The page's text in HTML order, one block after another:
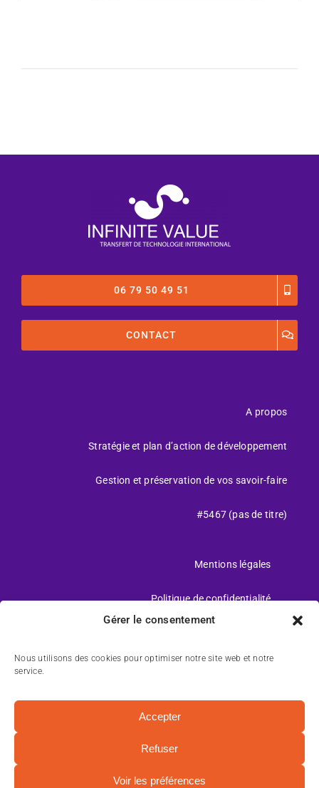
Gérer le consentement
Nous utilisons des cookies pour optimiser notre site web et notre
service.
Accepter
Refuser
Voir les préférences
06 79 50 49 51
CONTACT
A propos
Stratégie et plan d’action de développement
Gestion et préservation de vos savoir-faire
#5467 (pas de titre)
Mentions légales
Politique de confidentialité
© 2026 • Tous Droits Réservés • Conception :